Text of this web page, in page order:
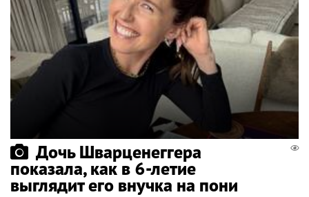
Дочь Шварценеггера
показала, как в 6-летие
выглядит его внучка на пони